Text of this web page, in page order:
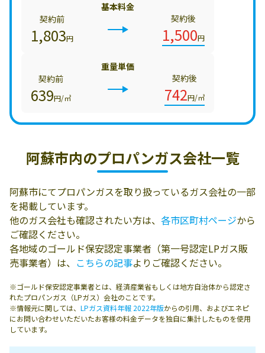
基本料金
契約前
1,803円
契約後
1,500円
重量単価
契約前
639円/㎥
契約後
742円/㎥
阿蘇市内のプロパンガス会社一覧
阿蘇市にてプロパンガスを取り扱っているガス会社の一部
を掲載しています。
他のガス会社も確認されたい方は、 各市区町村ページから
ご確認ください。
各地域のゴールド保安認定事業者（第一号認定LPガス販
売事業者）は、 こちらの記事よりご確認ください。
※ゴールド保安認定事業者とは、経済産業省もしくは地方自治体から認定さ
れたプロパンガス（LPガス）会社のことです。
※情報元に関しては、 LPガス資料年報 2022年版からの引用、およびエネピ
にお問い合わせいただいたお客様の料金データを独自に集計したものを使用
しています。